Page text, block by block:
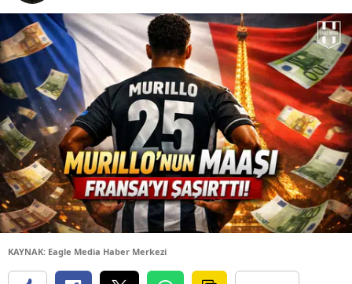
KAYNAK: Eagle Media Haber Merkezi